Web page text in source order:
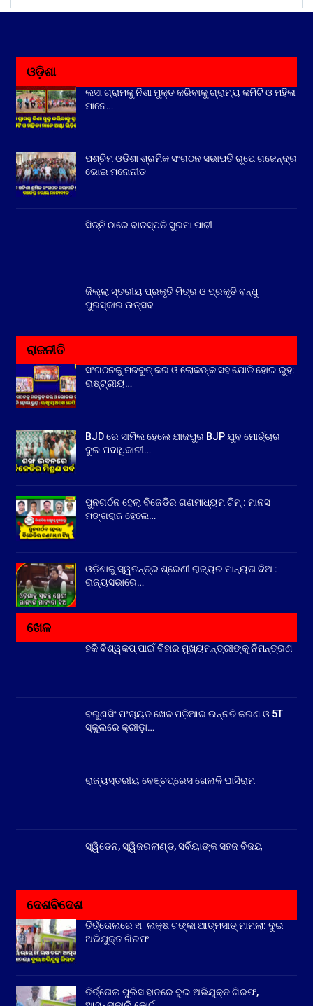
ଓଡ଼ିଶା
ଲସା ଗ୍ରାମକୁ ନିଶା ମୁକ୍ତ କରିବାକୁ ଗ୍ରାମ୍ୟ କମିଟି ଓ ମହିଳା
ମାନେ…
ପଶ୍ଚିମ ଓଡିଶା ଶ୍ରମିକ ସଂଗଠନ ସଭାପତି ରୂପେ ଗଜେନ୍ଦ୍ର
ଭୋଇ ମନୋନୀତ
ସିଡ୍‌ନି ଠାରେ ବାଚସ୍ପତି ସୁରମା ପାଢୀ
ଜିଲ୍ଲା ସ୍ତରୀୟ ପ୍ରକୃତି ମିତ୍ର ଓ ପ୍ରକୃତି ବନ୍ଧୁ
ପୁରସ୍କାର ଉତ୍ସବ
ରାଜନୀତି
ସଂଗଠନକୁ ମଜବୁତ୍ କର ଓ ଲୋକଙ୍କ ସହ ଯୋଡି ହୋଇ ରୁହ:
ରାଷ୍ଟ୍ରୀୟ…
BJD ରେ ସାମିଲ ହେଲେ ଯାଜପୁର BJP ଯୁବ ମୋର୍ଚ୍ଚାର
ଦୁଇ ପଦାଧିକାରୀ…
ପୁନଗର୍ଠନ ହେଲା ବିଜେଡିର ଗଣମାଧ୍ୟମ ଟିମ୍ : ମାନସ
ମଙ୍ଗରାଜ ହେଲେ…
ଓଡ଼ିଶାକୁ ସ୍ୱତନ୍ତ୍ର ଶ୍ରେଣୀ ରାଜ୍ୟର ମାନ୍ୟତା ଦିଅ :
ରାଜ୍ୟସଭାରେ…
ଖେଳ
ହକି ବିଶ୍ୱକପ୍ ପାଇଁ ବିହାର ମୁଖ୍ୟମନ୍ତ୍ରୀଙ୍କୁ ନିମନ୍ତ୍ରଣ
ବରୁଣସିଂ ପଂଚାୟତ ଖେଳ ପଡ଼ିଆର ଉନ୍ନତି କରଣ ଓ 5T
ସ୍କୁଲରେ କ୍ରୀଡ଼ା…
ରାଜ୍ୟସ୍ତରୀୟ ବେଞ୍ଚପ୍ରେସ ଖେଳାଳି ଘାସିରାମ
ସ୍ୱିଡେନ, ସ୍ୱିଜରଲାଣ୍ଡ, ସର୍ବିୟାଙ୍କ ସହଜ ବିଜୟ
ଦେଶବିଦେଶ
ତିର୍ତ୍ତୋଲରେ ୧୮ ଲକ୍ଷ ଟଙ୍କା ଆତ୍ମସାତ୍ ମାମଲା: ଦୁଇ
ଅଭିଯୁକ୍ତ ଗିରଫ
ତିର୍ତ୍ତୋଲ ପୁଲିସ ହାତରେ ଦୁଇ ଅଭିଯୁକ୍ତ ଗିରଫ,